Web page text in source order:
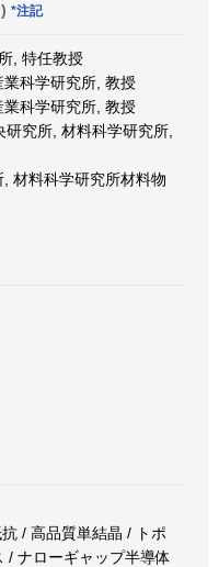
*注記
, 特任教授
科学研究所, 教授
科学研究所, 教授
究所, 材料科学研究所,
材料科学研究所材料物
/ 高品質単結晶 / トポ
/ ナローギャップ半導体